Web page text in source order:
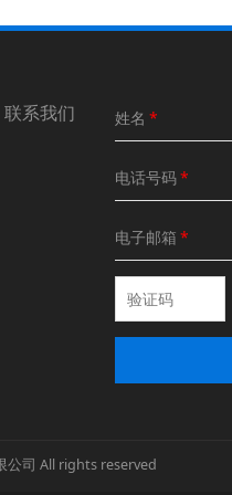
系我们 姓名 *
电话号码*
电子邮箱 *
司 All rights reserved